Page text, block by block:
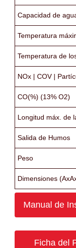
Capacidad de
Temperatura
Temperatura de
NOx | COV |
CO(%) (13% O2)
Longitud máx. de
Salida de Humos
Peso
Dimensiones
Manual de
Ficha del